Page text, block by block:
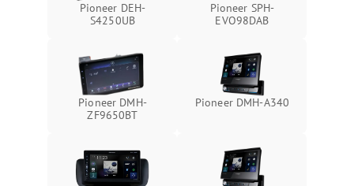
Pioneer DEH-
S4250UB
Pioneer SPH-
EVO98DAB
Pioneer DMH-
ZF9650BT
Pioneer DMH-A340